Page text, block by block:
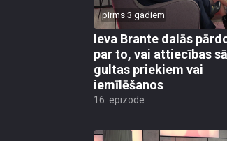
pirms 3 gadiem
Ieva Brante dalās
par to, vai attiecības
gultas priekiem vai
iemīlēšanos
16. epizode